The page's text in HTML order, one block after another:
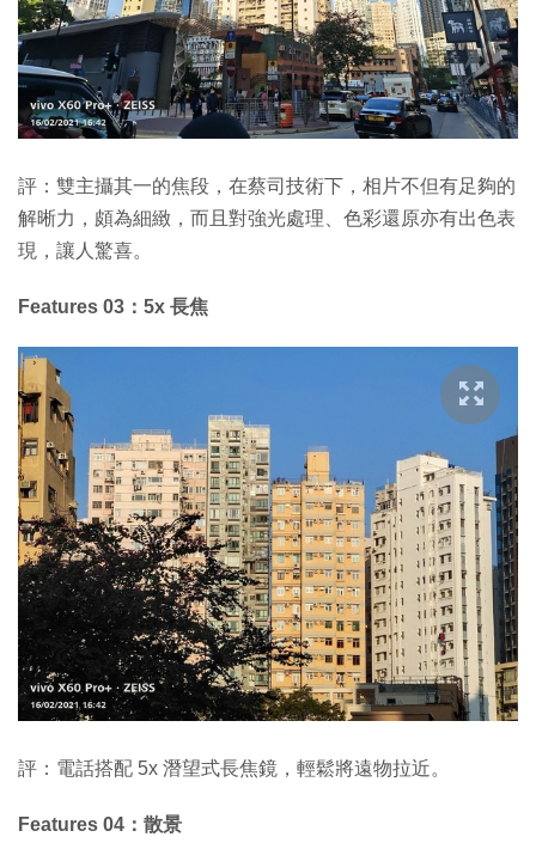
評：雙主攝其一的焦段，在蔡司技術下，相片不但有足夠的
解晰力，頗為細緻，而且對強光處理、色彩還原亦有出色表
現，讓人驚喜。
Features 03：5x 長焦
評：電話搭配 5x 潛望式長焦鏡，輕鬆將遠物拉近。
Features 04：散景